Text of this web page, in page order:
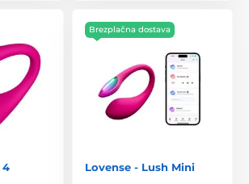
4
Brezplačna dostava
Lovense - Lush Mini